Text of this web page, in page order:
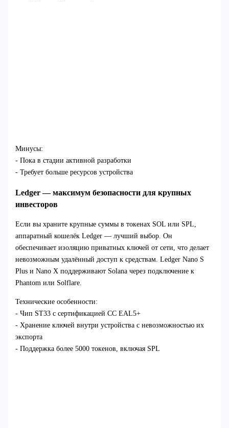
Минусы:
- Пока в стадии активной разработки
- Требует больше ресурсов устройства
Ledger — максимум безопасности для крупных
инвесторов
Если вы храните крупные суммы в токенах SOL или SPL,
аппаратный кошелёк Ledger — лучший выбор. Он
обеспечивает изоляцию приватных ключей от сети, что делает
невозможным удалённый доступ к средствам. Ledger Nano S
Plus и Nano X поддерживают Solana через подключение к
Phantom или Solflare.
Технические особенности:
- Чип ST33 с сертификацией CC EAL5+
- Хранение ключей внутри устройства с невозможностью их
экспорта
- Поддержка более 5000 токенов, включая SPL